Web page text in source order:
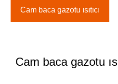
Cam baca gazotu ısıtıcı
Cam baca gazotu